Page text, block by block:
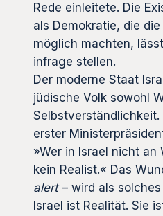
Rede einleitete. Die
als Demokratie, die
möglich machten,
infrage stellen.
Der moderne Staat
jüdische Volk sowohl
Selbstverständlichkeit.
erster
»Wer in Israel nicht
kein Realist.« Das
alert– wird als
Israel ist Realität. Sie